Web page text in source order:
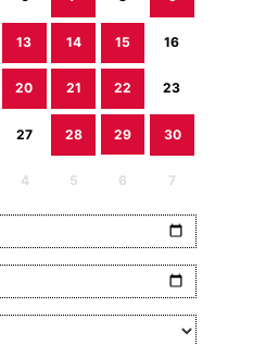
13 14 15 16
20 21 22 23
27 28 29 30
4 5 6 7